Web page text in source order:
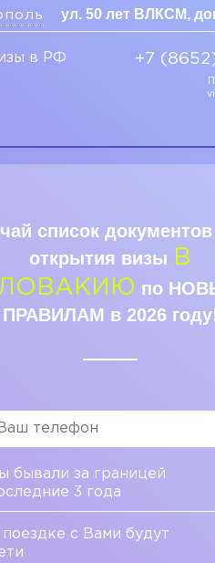
ул. 50 лет ВЛКСМ,
в РФ +7
список
открытия визы В
по
ПРАВИЛАМ в 2026
бывали за границей
3 года
поездке с Вами будут